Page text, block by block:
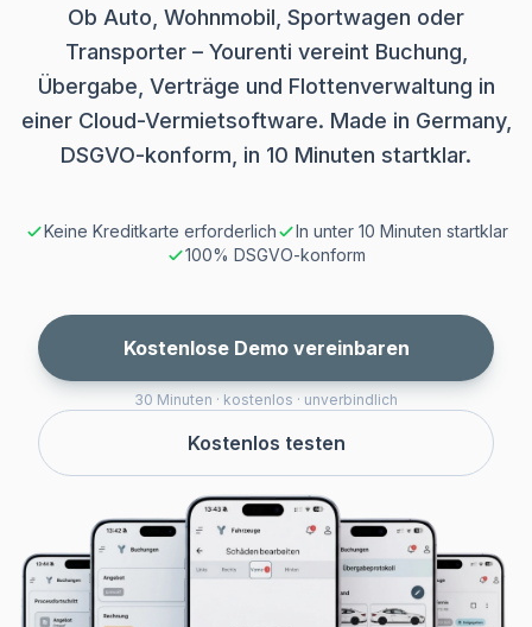
Ob Auto, Wohnmobil, Sportwagen oder
Transporter – Yourenti vereint Buchung,
Übergabe, Verträge und Flottenverwaltung in
einer Cloud-Vermietsoftware. Made in Germany,
DSGVO-konform, in 10 Minuten startklar.
Keine Kreditkarte erforderlich
In unter 10 Minuten startklar
100% DSGVO-konform
Kostenlose Demo vereinbaren
30 Minuten · kostenlos · unverbindlich
Kostenlos testen